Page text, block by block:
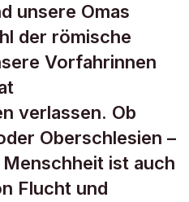
unsere Omas
der römische
Vorfahrinnen
verlassen. Ob
Oberschlesien –
ist auch
Flucht und